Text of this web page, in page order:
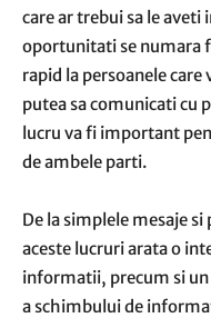
care ar trebui sa le aveti
oportunitati se numara
rapid la persoanele
putea sa comunicati cu
lucru va fi important
de ambele parti.
De la simplele mesaje
aceste lucruri arata o
informatii, precum si un
a schimbului de